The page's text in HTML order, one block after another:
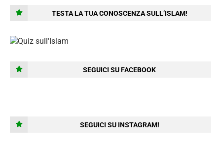
TESTA LA TUA CONOSCENZA SULL’ISLAM!
SEGUICI SU FACEBOOK
SEGUICI SU INSTAGRAM!